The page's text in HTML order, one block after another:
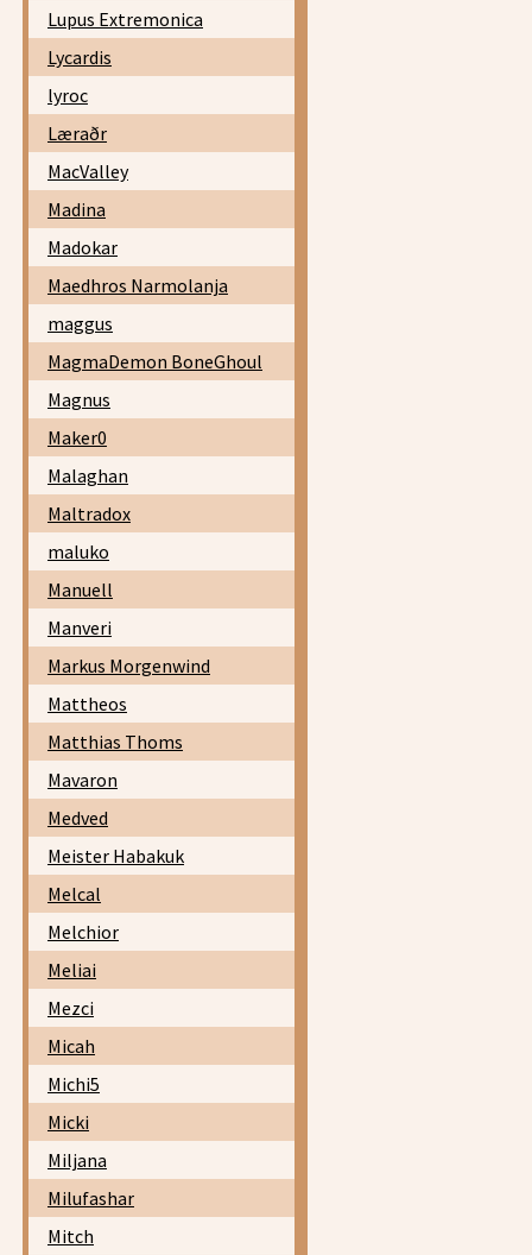
Lupus Extremonica
Lycardis
lyroc
Læraðr
MacValley
Madina
Madokar
Maedhros Narmolanja
maggus
MagmaDemon BoneGhoul
Magnus
Maker0
Malaghan
Maltradox
maluko
Manuell
Manveri
Markus Morgenwind
Mattheos
Matthias Thoms
Mavaron
Medved
Meister Habakuk
Melcal
Melchior
Meliai
Mezci
Micah
Michi5
Micki
Miljana
Milufashar
Mitch